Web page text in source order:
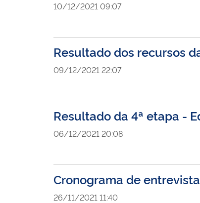
10/12/2021 09:07
Resultado dos recursos
09/12/2021 22:07
Resultado da 4ª etapa -
06/12/2021 20:08
Cronograma de
26/11/2021 11:40